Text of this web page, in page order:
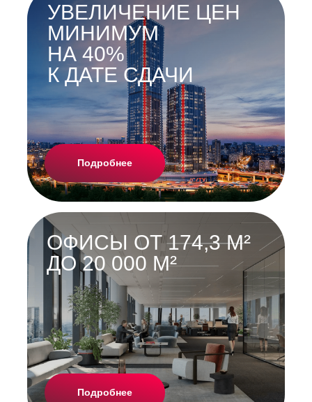
УВЕЛИЧЕНИЕ ЦЕН
МИНИМУМ
НА 40%
К ДАТЕ СДАЧИ
ОФИСЫ ОТ 174,3 М²
ДО 20 000 М²
Подробнее
Подробнее